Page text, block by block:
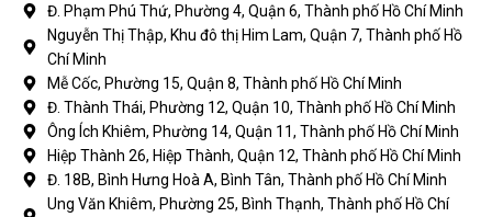
Đ. Phạm Phú Thứ, Phường 4, Quận 6, Thành phố Hồ Chí Minh
Nguyễn Thị Thập, Khu đô thị Him Lam, Quận 7, Thành phố Hồ
Chí Minh
Mễ Cốc, Phường 15, Quận 8, Thành phố Hồ Chí Minh
Đ. Thành Thái, Phường 12, Quận 10, Thành phố Hồ Chí Minh
Ông Ích Khiêm, Phường 14, Quận 11, Thành phố Hồ Chí Minh
Hiệp Thành 26, Hiệp Thành, Quận 12, Thành phố Hồ Chí Minh
Đ. 18B, Bình Hưng Hoà A, Bình Tân, Thành phố Hồ Chí Minh
Ung Văn Khiêm, Phường 25, Bình Thạnh, Thành phố Hồ Chí